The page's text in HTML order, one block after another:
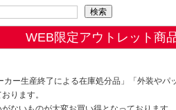
WEB限定アウトレット商
ー生産終了による在庫処分品」「外装や
ります。